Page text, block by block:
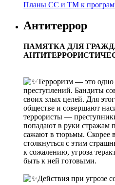
Планы СС и ТМ к
Антитеррор
ПАМЯТКА ДЛЯ
Терроризм — это
преступлений. Бандиты
своих злых целей. Для
обществе и совершают
террористы —
попадают в руки стражам
сажают в тюрьмы. Скорее
столкнуться с этим
к сожалению, угроза
быть к ней готовыми.
Действия при угрозе